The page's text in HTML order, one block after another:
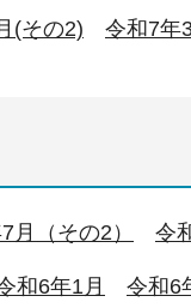
(その2) 令和7年
月（その2） 令
和6年1月 令和6